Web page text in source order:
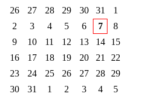
26
27 28 29 30 31
1
2
3 4 5 6 7
8
9
10 11 12 13 14
15
16
17 18 19 20 21
22
23
24 25 26 27 28
29
30
31 1 2 3 4 5